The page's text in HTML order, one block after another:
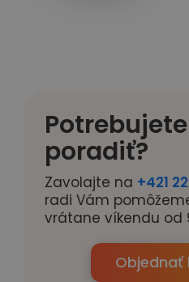
poradiť?
Zavolajte na +421
radi Vám
vrátane víkendu od
Objednať